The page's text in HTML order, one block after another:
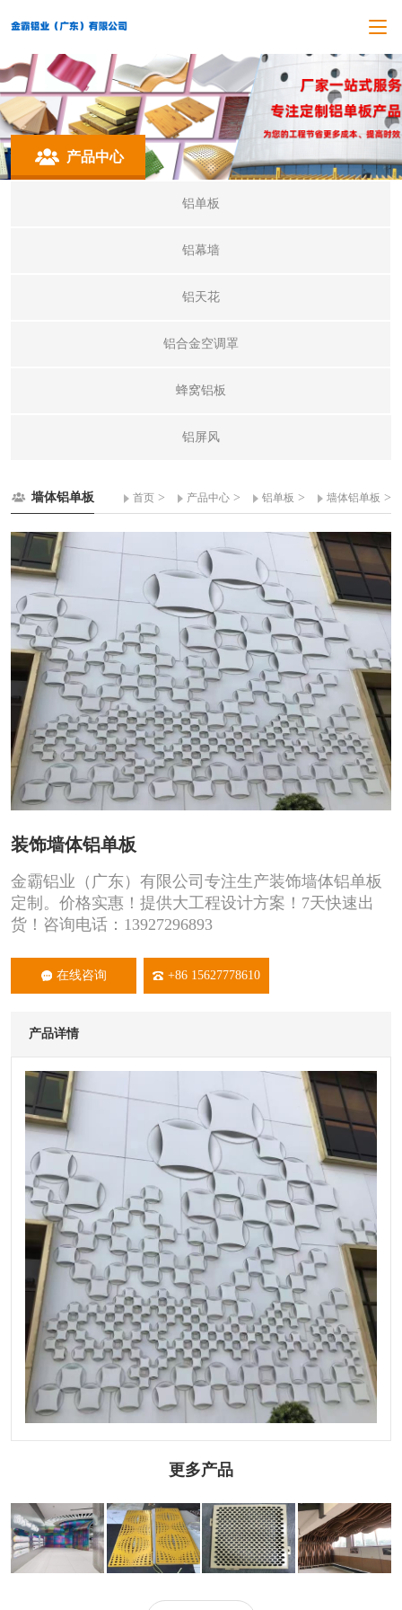
产品中心
铝单板
铝幕墙
铝天花
铝合金空调罩
蜂窝铝板
铝屏风
墙体铝单板 首页 > 产品中心 > 铝单板 > 墙体铝单板 >
装饰墙体铝单板
金霸铝业（广东）有限公司专注生产装饰墙体铝单板
定制。价格实惠！提供大工程设计方案！7天快速出
货！咨询电话：13927296893
在线咨询 +86 15627778610
产品详情
更多产品
工程墙体铝单板 弧形墙体铝单板 穿孔墙体铝单板 双曲墙体铝单板